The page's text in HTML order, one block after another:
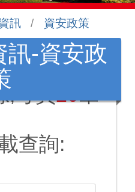
訊
資安政策
訊-資安政
,每頁20筆
查詢: